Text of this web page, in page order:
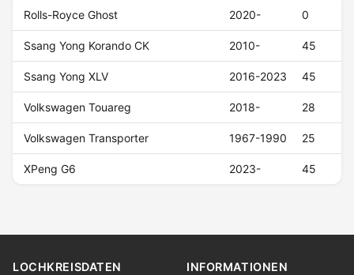
Rolls-Royce Ghost 2020- 0
Ssang Yong Korando CK 2010- 45
Ssang Yong XLV 2016-2023 45
Volkswagen Touareg 2018- 28
Volkswagen Transporter 1967-1990 25
XPeng G6 2023- 45
LOCHKREISDATEN INFORMATIONEN